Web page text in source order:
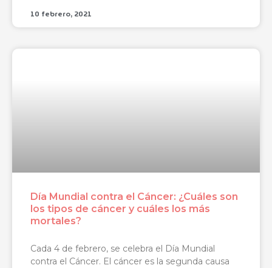
10 febrero, 2021
Día Mundial contra el Cáncer: ¿Cuáles son
los tipos de cáncer y cuáles los más
mortales?
Cada 4 de febrero, se celebra el Día Mundial
contra el Cáncer. El cáncer es la segunda causa